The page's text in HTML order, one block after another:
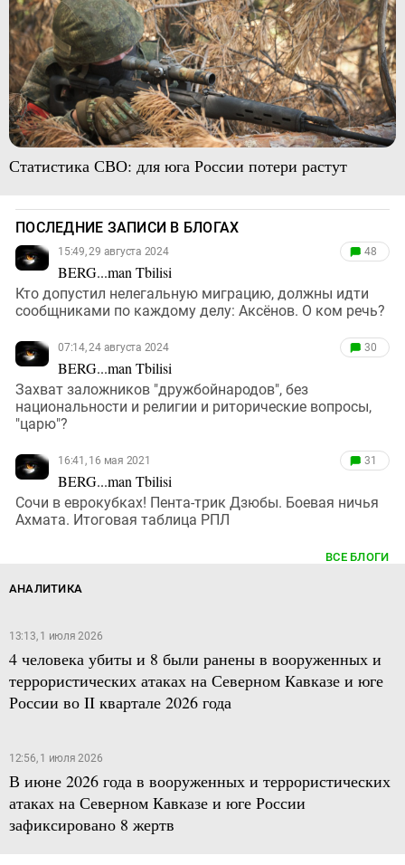
Статистика СВО: для юга России потери растут
ПОСЛЕДНИЕ ЗАПИСИ В БЛОГАХ
15:49, 29 августа 2024
BERG...man Tbilisi
48
Кто допустил нелегальную миграцию, должны идти
сообщниками по каждому делу: Аксёнов. О ком речь?
07:14, 24 августа 2024
BERG...man Tbilisi
30
Захват заложников "дружбойнародов", без
национальности и религии и риторические вопросы,
"царю"?
16:41, 16 мая 2021
BERG...man Tbilisi
31
Сочи в еврокубках! Пента-трик Дзюбы. Боевая ничья
Ахмата. Итоговая таблица РПЛ
ВСЕ БЛОГИ
АНАЛИТИКА
13:13, 1 июля 2026
4 человека убиты и 8 были ранены в вооруженных и
террористических атаках на Северном Кавказе и юге
России во II квартале 2026 года
12:56, 1 июля 2026
В июне 2026 года в вооруженных и террористических
атаках на Северном Кавказе и юге России
зафиксировано 8 жертв